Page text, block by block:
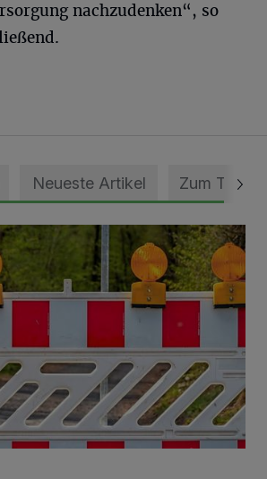
nachzudenken“, so
Neueste Artikel Zum Thema
in Grevenbroich-Kapellen